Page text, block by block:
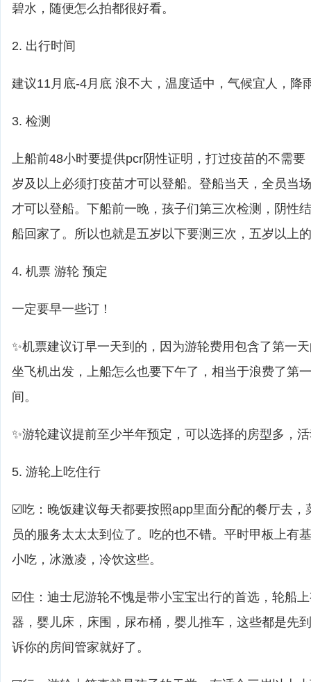
碧水，随便怎么拍都很好看。
2. 出行时间
建议11月底-4月底 浪不大，温度适中，气候宜人，降
3. 检测
上船前48小时要提供pcr阴性证明，打过疫苗的不需要
岁及以上必须打疫苗才可以登船。登船当天，全员当
才可以登船。下船前一晚，孩子们第三次检测，阴性
船回家了。所以也就是五岁以下要测三次，五岁以上
4. 机票 游轮 预定
一定要早一些订！
✨机票建议订早一天到的，因为游轮费用包含了第一
坐飞机出发，上船怎么也要下午了，相当于浪费了第
间。
✨游轮建议提前至少半年预定，可以选择的房型多，
5. 游轮上吃住行
☑️吃：晚饭建议每天都要按照app里面分配的餐厅去，
员的服务太太太到位了。吃的也不错。平时甲板上有
小吃，冰激凌，冷饮这些。
☑️住：迪士尼游轮不愧是带小宝宝出行的首选，轮船
器，婴儿床，床围，尿布桶，婴儿推车，这些都是先
诉你的房间管家就好了。